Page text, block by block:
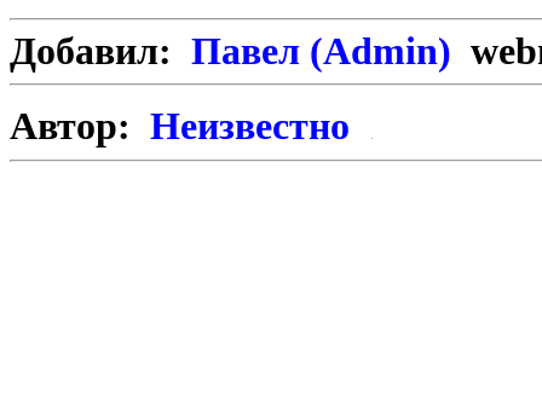
Добавил: Павел (Admin)
Автор: Неизвестно